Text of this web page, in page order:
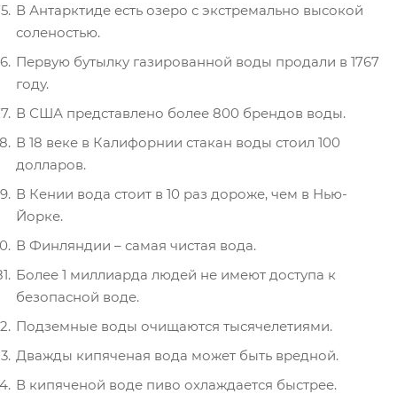
В Антарктиде есть озеро с экстремально высокой
соленостью.
Первую бутылку газированной воды продали в 1767
году.
В США представлено более 800 брендов воды.
В 18 веке в Калифорнии стакан воды стоил 100
долларов.
В Кении вода стоит в 10 раз дороже, чем в Нью-
Йорке.
В Финляндии – самая чистая вода.
Более 1 миллиарда людей не имеют доступа к
безопасной воде.
Подземные воды очищаются тысячелетиями.
Дважды кипяченая вода может быть вредной.
В кипяченой воде пиво охлаждается быстрее.